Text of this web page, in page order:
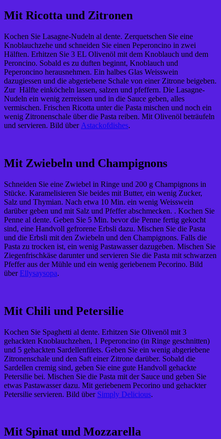
Mit Ricotta und Zitronen
Kochen Sie Lasagne-Nudeln al dente. Zerquetschen Sie eine
Knoblauchzehe und schneiden Sie einen Peperoncino in zwei
Hälften. Erhitzen Sie 3 EL Olivenöl mit dem Knoblauch und dem
Peroncino. Sobald es zu duften beginnt, Knoblauch und
Peperoncino herausnehmen. Ein halbes Glas Weisswein
dazugiessen und die abgeriebene Schale von einer Zitrone beigeben.
Zur Hälfte einköcheln lassen, salzen und pfeffern. Die Lasagne-
Nudeln ein wenig zerreissen und in die Sauce geben, alles
vermischen. Frischen Ricotta unter die Pasta mischen und noch ein
wenig Zitronenschale über die Pasta reiben. Mit Olivenöl beträufeln
und servieren. Bild über Astackofdishes.
Mit Zwiebeln und Champignons
Schneiden Sie eine Zwiebel in Ringe und 200 g Champignons in
Stücke. Karamelisieren Sie beides mit Butter, ein wenig Zucker,
Salz und Thymian. Nach etwa 10 Min. ein wenig Weisswein
darüber geben und mit Salz und Pfeffer abschmecken. . Kochen Sie
Penne al dente. Geben Sie 5 Min. bevor die Penne fertig gekocht
sind, eine Handvoll gefrorene Erbsli dazu. Mischen Sie die Pasta
und die Erbsli mit den Zwiebeln und den Champignons. Falls die
Pasta zu trocken ist, ein wenig Pastawasser dazugeben. Mischen Sie
Ziegenfrischkäse darunter und servieren Sie die Pasta mit schwarzen
Pfeffer aus der Mühle und ein wenig geriebenem Pecorino. Bild
über Ellysaysopa.
Mit Chili und Petersilie
Kochen Sie Spaghetti al dente. Erhitzen Sie Olivenöl mit 3
gehackten Knoblauchzehen, 1 Peperoncino (in Ringe geschnitten)
und 5 gehackten Sardellenfilets. Geben Sie ein wenig abgeriebene
Zitronenschale und den Saft einer Zitrone darüber. Sobald die
Sardellen cremig sind, geben Sie eine gute Handvoll gehackte
Petersilie bei. Mischen Sie die Pasta mit der Sauce und geben Sie
etwas Pastawasser dazu. Mit geriebenem Pecorino und gehackter
Petersilie servieren. Bild über Simply Delicious.
Mit Spinat und Mozzarella